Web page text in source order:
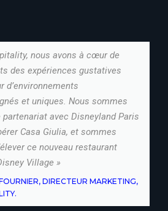
nous avons à cœur de
des expériences gustatives
et uniques. Nous sommes
partenariat avec Disneyland Paris
Casa Giulia, et sommes
ce nouveau restaurant
Village »
DIRECTEUR MARKETING,